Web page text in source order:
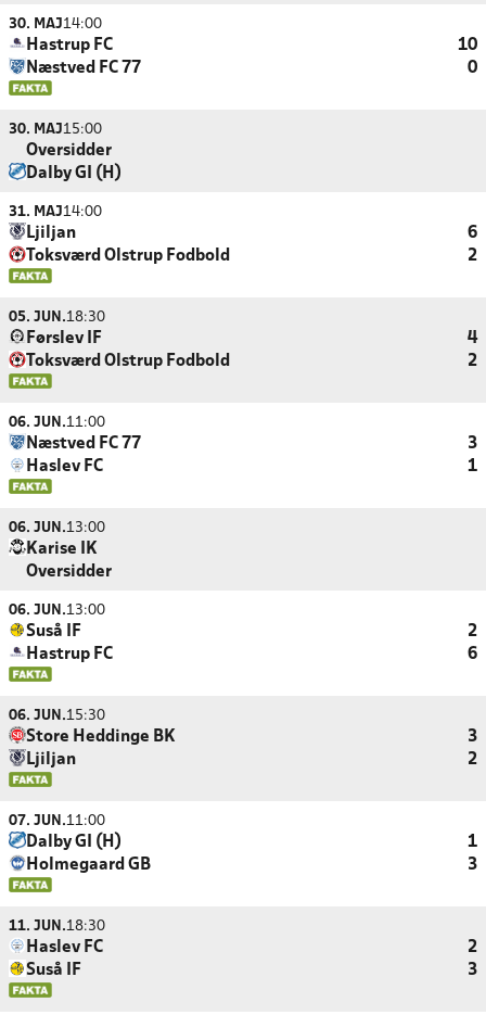
30. MAJ14:00
Hastrup FC
10
Næstved FC 77
0
30. MAJ15:00
Oversidder
Dalby GI (H)
31. MAJ14:00
Ljiljan
6
Toksværd Olstrup Fodbold
2
05. JUN.18:30
Førslev IF
4
Toksværd Olstrup Fodbold
2
06. JUN.11:00
Næstved FC 77
3
Haslev FC
1
06. JUN.13:00
Karise IK
Oversidder
06. JUN.13:00
Suså IF
2
Hastrup FC
6
06. JUN.15:30
Store Heddinge BK
3
Ljiljan
2
07. JUN.11:00
Dalby GI (H)
1
Holmegaard GB
3
11. JUN.18:30
Haslev FC
2
Suså IF
3